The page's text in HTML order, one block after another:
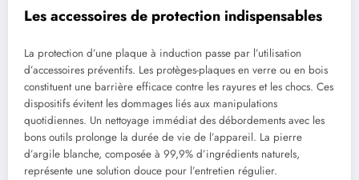
Les accessoires de protection indispensables
La protection d’une plaque à induction passe par l’utilisation
d’accessoires préventifs. Les protèges-plaques en verre ou en bois
constituent une barrière efficace contre les rayures et les chocs. Ces
dispositifs évitent les dommages liés aux manipulations
quotidiennes. Un nettoyage immédiat des débordements avec les
bons outils prolonge la durée de vie de l’appareil. La pierre
d’argile blanche, composée à 99,9% d’ingrédients naturels,
représente une solution douce pour l’entretien régulier.